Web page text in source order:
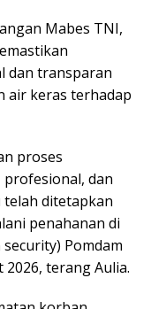
Mabes TNI,
dan transparan
air keras terhadap
proses
dan
telah ditetapkan
penahanan di
Pomdam
terang Aulia.